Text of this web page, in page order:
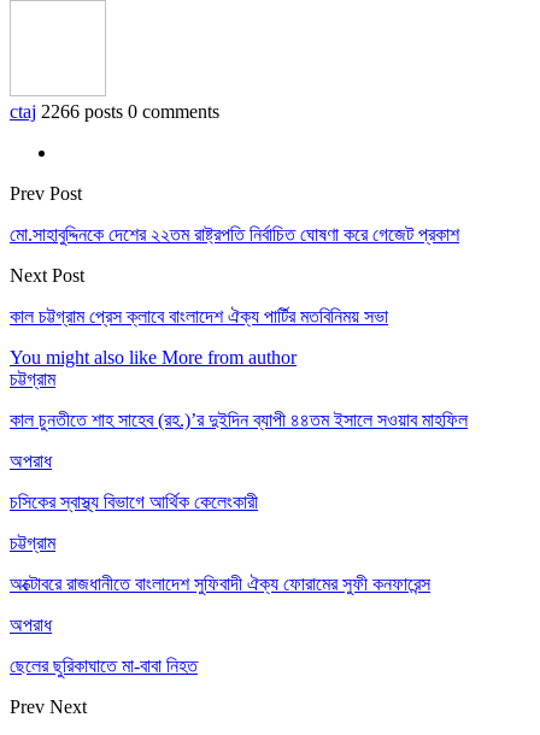
ctaj 2266 posts 0 comments
Prev Post
মো.সাহাবুদ্দিনকে দেশের ২২তম রাষ্ট্রপতি নির্বাচিত ঘোষণা করে গেজেট প্রকাশ
Next Post
কাল চট্টগ্রাম প্রেস ক্লাবে বাংলাদেশ ঐক্য পার্টির মতবিনিময় সভা
You might also like More from author
চট্টগ্রাম
কাল চুনতীতে শাহ সাহেব (রহ.)’র দুইদিন ব্যাপী ৪৪তম ইসালে সওয়াব মাহফিল
অপরাধ
চসিকের স্বাস্থ্য বিভাগে আর্থিক কেলেংকারী
চট্টগ্রাম
অক্টোবরে রাজধানীতে বাংলাদেশ সুফিবাদী ঐক্য ফোরামের সুফী কনফারেন্স
অপরাধ
ছেলের ছুরিকাঘাতে মা-বাবা নিহত
Prev Next